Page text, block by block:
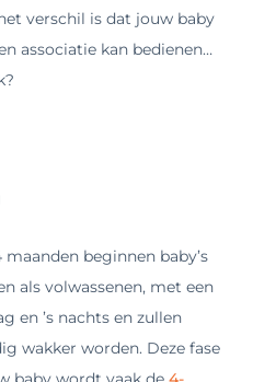
verschil is dat jouw baby
associatie kan bedienen…
beginnen baby’s
als volwassenen, met een
en ’s nachts en zullen
wakker worden. Deze fase